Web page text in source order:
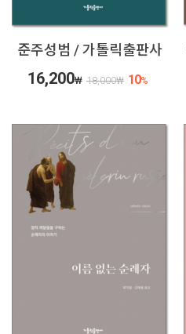
준주성범 / 가톨릭출판사
16,200₩ 18,000₩ 10%